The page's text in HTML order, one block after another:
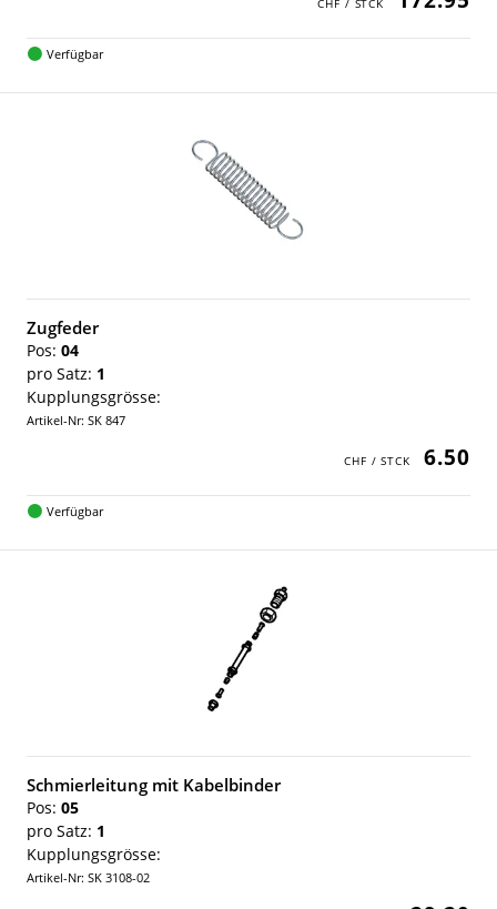
Verfügbar
Zugfeder
Pos: 04
pro Satz: 1
Kupplungsgrösse:
Artikel-Nr: SK 847
6.50
Verfügbar
Schmierleitung mit Kabelbinder
Pos: 05
pro Satz: 1
Kupplungsgrösse:
Artikel-Nr: SK 3108-02